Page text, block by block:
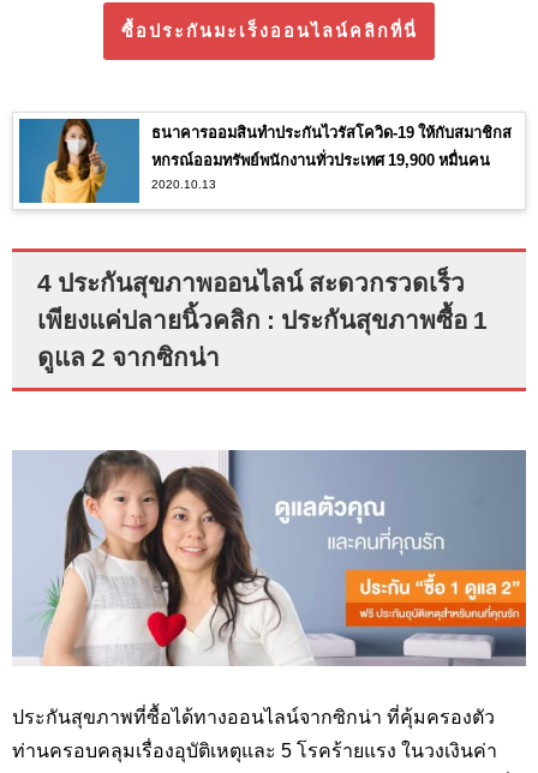
ซื้อประกันมะเร็งออนไลน์คลิกที่นี่
ธนาคารออมสินทำประกันไวรัสโควิด-19 ให้กับสมาชิกส
หกรณ์ออมทรัพย์พนักงานทั่วประเทศ 19,900 หมื่นคน
2020.10.13
4 ประกันสุขภาพออนไลน์ สะดวกรวดเร็ว
เพียงแค่ปลายนิ้วคลิก : ประกันสุขภาพซื้อ 1
ดูแล 2 จากซิกน่า
ประกันสุขภาพที่ซื้อได้ทางออนไลน์จากซิกน่า ที่คุ้มครองตัว
ท่านครอบคลุมเรื่องอุบัติเหตุและ 5 โรคร้ายแรง ในวงเงินค่า